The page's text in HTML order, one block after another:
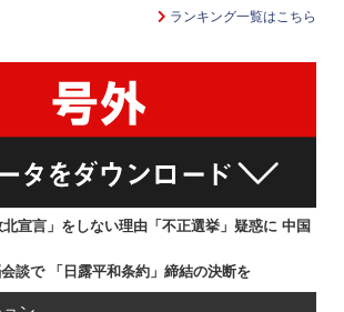
ランキング一覧はこちら
北宣言」をしない理由「不正選挙」疑惑に 中国
談で 「日露平和条約」締結の決断を